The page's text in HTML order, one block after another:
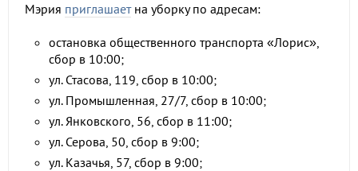
Мэрия приглашаетна уборку по адресам:
остановка общественного транспорта «Лорис»,
сбор в 10:00;
ул. Стасова, 119, сбор в 10:00;
ул. Промышленная, 27/7, сбор в 10:00;
ул. Янковского, 56, сбор в 11:00;
ул. Серова, 50, сбор в 9:00;
ул. Казачья, 57, сбор в 9:00;